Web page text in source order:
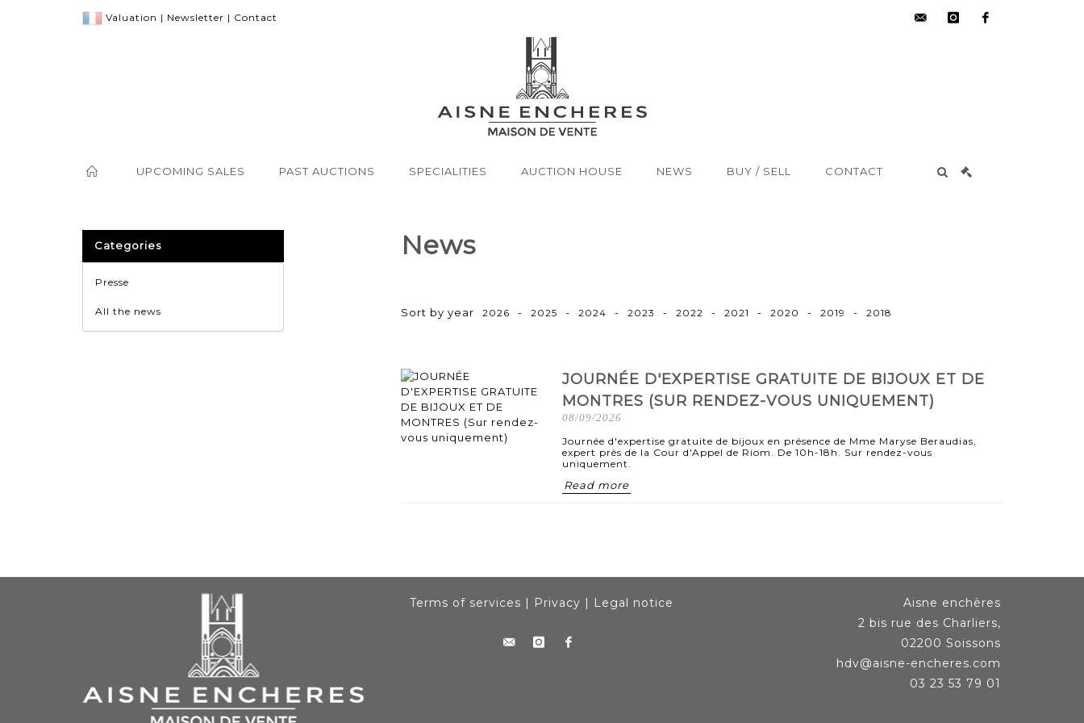
Valuation | Newsletter | Contact
UPCOMING SALES PAST AUCTIONS SPECIALITIES AUCTION HOUSE NEWS BUY / SELL CONTACT
Categories
Presse
All the news
News
Sort by year 2026 - 2025 - 2024 - 2023 - 2022 - 2021 - 2020 - 2019 - 2018
JOURNÉE D'EXPERTISE GRATUITE DE BIJOUX ET DE
MONTRES (SUR RENDEZ-VOUS UNIQUEMENT)
08/09/2026
Journée d'expertise gratuite de bijoux en présence de Mme Maryse Beraudias,
expert près de la Cour d'Appel de Riom. De 10h-18h. Sur rendez-vous
uniquement.
Read more
Terms of services | Privacy | Legal notice
Aisne enchères
2 bis rue des Charliers,
02200 Soissons
hdv@aisne-encheres.com
03 23 53 79 01